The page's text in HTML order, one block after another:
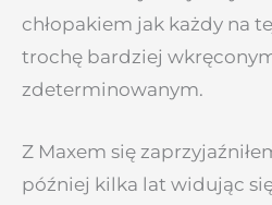
chłopakiem jak każdy na
trochę bardziej
zdeterminowanym.
Z Maxem się
później kilka lat widując